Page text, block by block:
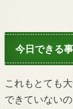
今日できる
これもとても
できていない